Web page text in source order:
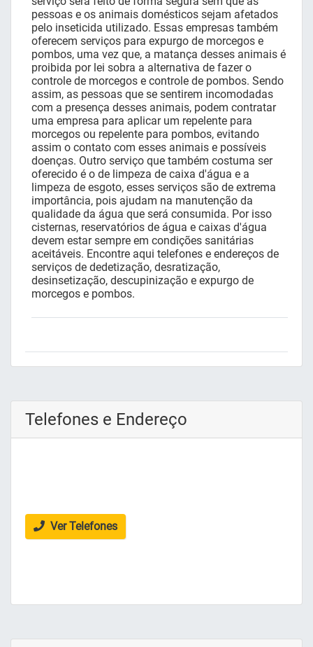
pessoas e os animais domésticos sejam afetados
pelo inseticida utilizado. Essas empresas também
oferecem serviços para expurgo de morcegos e
pombos, uma vez que, a matança desses animais é
proibida por lei sobra a alternativa de fazer o
controle de morcegos e controle de pombos. Sendo
assim, as pessoas que se sentirem incomodadas
com a presença desses animais, podem contratar
uma empresa para aplicar um repelente para
morcegos ou repelente para pombos, evitando
assim o contato com esses animais e possíveis
doenças. Outro serviço que também costuma ser
oferecido é o de limpeza de caixa d'água e a
limpeza de esgoto, esses serviços são de extrema
importância, pois ajudam na manutenção da
qualidade da água que será consumida. Por isso
cisternas, reservatórios de água e caixas d'água
devem estar sempre em condições sanitárias
aceitáveis. Encontre aqui telefones e endereços de
serviços de dedetização, desratização,
desinsetização, descupinização e expurgo de
morcegos e pombos.
Telefones e Endereço
Ver Telefones